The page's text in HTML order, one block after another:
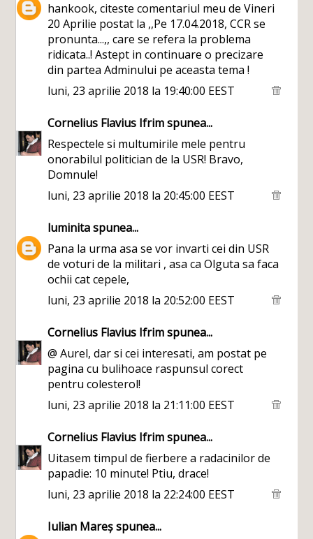
hankook, citeste comentariul meu de Vineri
20 Aprilie postat la ,,Pe 17.04.2018, CCR se
pronunta...,, care se refera la problema
ridicata..! Astept in continuare o precizare
din partea Adminului pe aceasta tema !
luni, 23 aprilie 2018 la 19:40:00 EEST
Cornelius Flavius Ifrimspunea...
Respectele si multumirile mele pentru
onorabilul politician de la USR! Bravo,
Domnule!
luni, 23 aprilie 2018 la 20:45:00 EEST
luminitaspunea...
Pana la urma asa se vor invarti cei din USR
de voturi de la militari , asa ca Olguta sa faca
ochii cat cepele,
luni, 23 aprilie 2018 la 20:52:00 EEST
Cornelius Flavius Ifrimspunea...
@ Aurel, dar si cei interesati, am postat pe
pagina cu bulihoace raspunsul corect
pentru colesterol!
luni, 23 aprilie 2018 la 21:11:00 EEST
Cornelius Flavius Ifrimspunea...
Uitasem timpul de fierbere a radacinilor de
papadie: 10 minute! Ptiu, drace!
luni, 23 aprilie 2018 la 22:24:00 EEST
Iulian Mareșspunea...